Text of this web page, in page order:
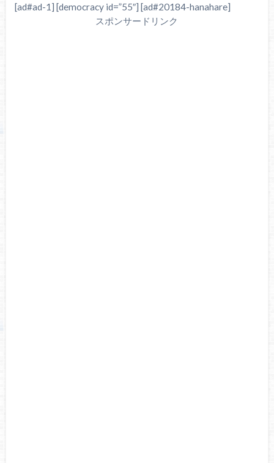
[ad#ad-1] [democracy id=”55″] [ad#20184-hanahare]
スポンサードリンク